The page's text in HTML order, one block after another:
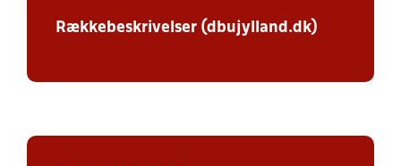
Rækkebeskrivelser (dbujylland.dk)